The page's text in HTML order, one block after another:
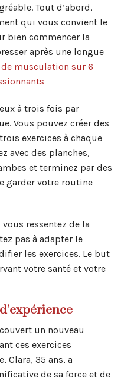
Tout d’abord,
qui vous convient le
bien commencer la
après une longue
musculation sur 6
à trois fois par
Vous pouvez créer des
exercices à chaque
avec des planches,
et terminez par des
garder votre routine
ressentez de la
pas à adapter le
les exercices. Le but
votre santé et votre
un nouveau
ces exercices
Clara, 35 ans, a
de sa force et de